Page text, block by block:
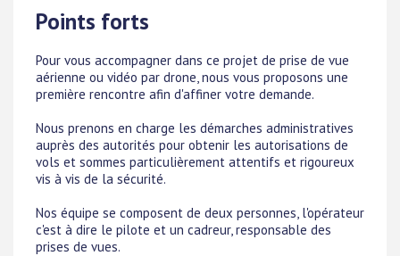
Points forts
Pour vous accompagner dans ce projet de prise de vue
aérienne ou vidéo par drone, nous vous proposons une
première rencontre afin d'affiner votre demande.
Nous prenons en charge les démarches administratives
auprès des autorités pour obtenir les autorisations de
vols et sommes particulièrement attentifs et rigoureux
vis à vis de la sécurité.
Nos équipe se composent de deux personnes, l'opérateur
c'est à dire le pilote et un cadreur, responsable des
prises de vues.